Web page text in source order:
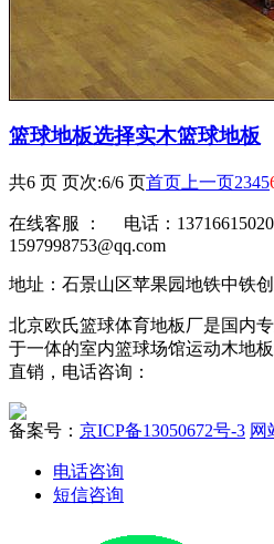
篮球地板选择实木篮球地板
共6 页 页次:6/6 页首页 上一页2345
在线客服 ：
电话：
1597998753@qq.com
地址：石景山区苹果园地铁中铁
北京欧氏篮球体育地板厂是国内
于一体的室内篮球场馆运动木地
直销，电话咨询：
备案号： 京ICP备13050672号-3 网
电话咨询
短信咨询